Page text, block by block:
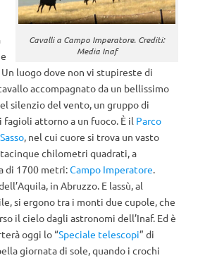
Cavalli a Campo Imperatore. Crediti:
Media Inaf
luogo dove non vi stupireste di
accompagnato da un bellissimo
silenzio del vento, un gruppo di
fagioli attorno a un fuoco. È il Parco
, nel cui cuore si trova un vasto
chilometri quadrati, a
di 1700 metri:Campo Imperatore.
in Abruzzo. E lassù, al
si ergono tra i monti due cupole, che
il cielo dagli astronomi dell’Inaf. Ed è
oggi lo “Speciale telescopi” di
giornata di sole, quando i crochi